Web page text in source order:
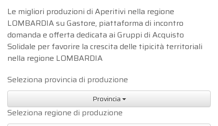
Le migliori produzioni di Aperitivi nella regione
LOMBARDIA su Gastore, piattaforma di incontro
domanda e offerta dedicata ai Gruppi di Acquisto
Solidale per favorire la crescita delle tipicità territoriali
nella regione LOMBARDIA
Seleziona provincia di produzione
Provincia
Seleziona regione di produzione